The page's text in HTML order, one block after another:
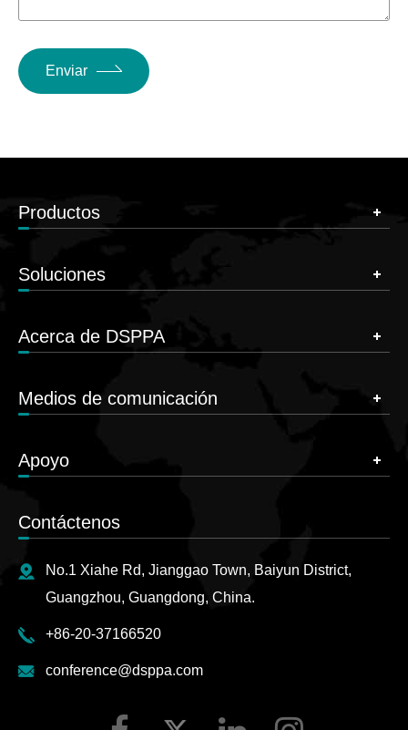
Enviar
Productos
Soluciones
Acerca de DSPPA
Medios de comunicación
Apoyo
Contáctenos
No.1 Xiahe Rd, Jianggao Town, Baiyun District,
Guangzhou, Guangdong, China.
+86-20-37166520
conference@dsppa.com